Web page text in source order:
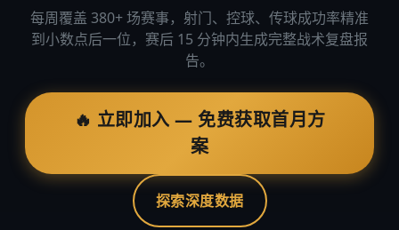
每周覆盖 380+ 场赛事，射门、控球、传球成功率精准
到小数点后一位，赛后 15 分钟内生成完整战术复盘报
告。
🔥 立即加入 — 免费获取首月方
案
探索深度数据